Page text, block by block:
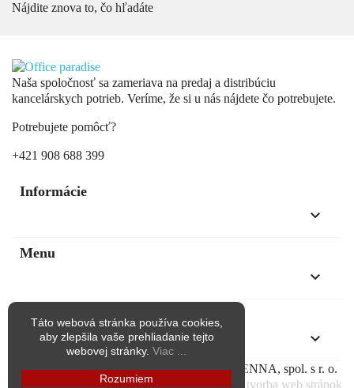
Nájdite znova to, čo hľadáte
Naša spoločnosť sa zameriava na predaj a distribúciu
kancelárskych potrieb. Veríme, že si u nás nájdete čo potrebujete.
Potrebujete pomôcť?
+421 908 688 399
Informácie
keyboard_arrow_down
Menu
keyboard_arrow_down
keyboard_arrow_down
Táto webová stránka používa cookies,
aby zlepšila vaše prehliadanie tejto
webovej stránky. Viac ...
Rozumiem
Copyright © Všetky práva vyhradené pre KAENNA, spol. s r. o.
Vytvorilabe.crea - tvorba web stránok